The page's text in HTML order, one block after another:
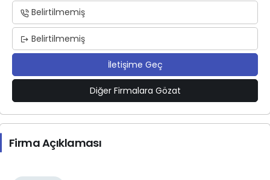
Belirtilmemiş
Belirtilmemiş
İletişime Geç
Diğer Firmalara Gözat
Firma Açıklaması